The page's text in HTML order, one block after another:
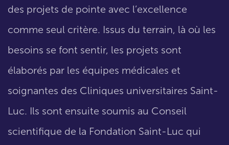
des projets de pointe avec l’excellence
comme seul critère. Issus du terrain, là où les
besoins se font sentir, les projets sont
élaborés par les équipes médicales et
soignantes des Cliniques universitaires Saint-
Luc. Ils sont ensuite soumis au Conseil
scientifique de la Fondation Saint-Luc qui